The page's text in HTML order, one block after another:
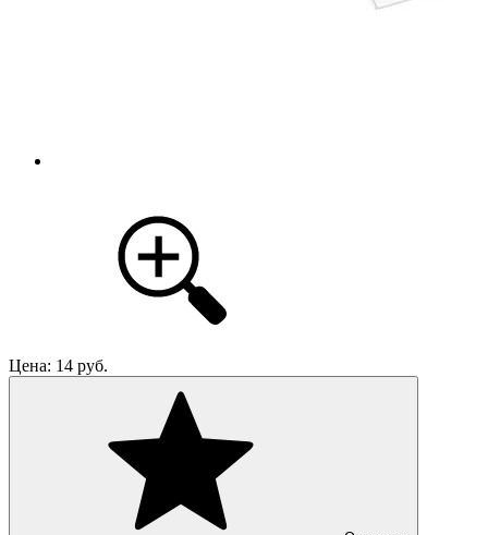
Цена: 14 руб.